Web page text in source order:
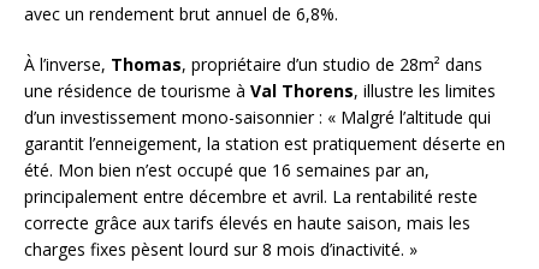
avec un rendement brut annuel de 6,8%.
À l’inverse, Thomas, propriétaire d’un studio de 28m² dans
une résidence de tourisme à Val Thorens, illustre les limites
d’un investissement mono-saisonnier : « Malgré l’altitude qui
garantit l’enneigement, la station est pratiquement déserte en
été. Mon bien n’est occupé que 16 semaines par an,
principalement entre décembre et avril. La rentabilité reste
correcte grâce aux tarifs élevés en haute saison, mais les
charges fixes pèsent lourd sur 8 mois d’inactivité. »